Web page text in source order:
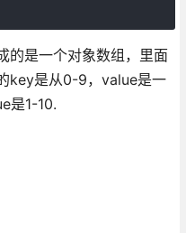
的是一个对象数组，里面
key是从0-9，value是一
是1-10.